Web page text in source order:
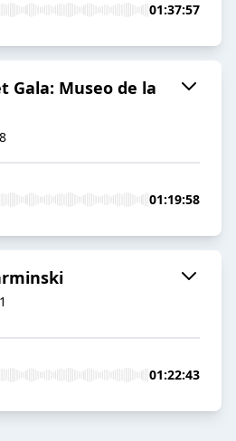
01:37:57
Gala: Museo de la
01:19:58
01:22:43